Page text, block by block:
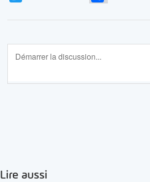
Lire aussi